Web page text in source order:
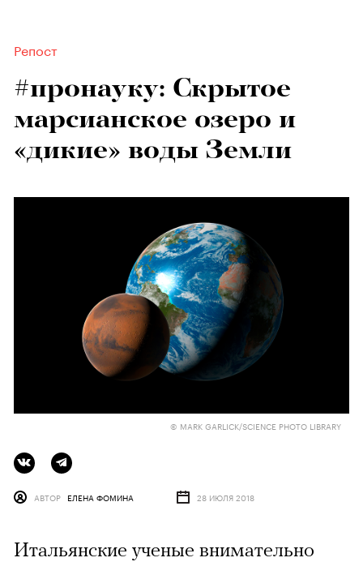
Репост
#пронауку: Скрытое
марсианское озеро и
«дикие» воды Земли
© MARK GARLICK/SCIENCE PHOTO LIBRARY
АВТОР ЕЛЕНА ФОМИНА 28 ИЮЛЯ 2018
Итальянские ученые внимательно